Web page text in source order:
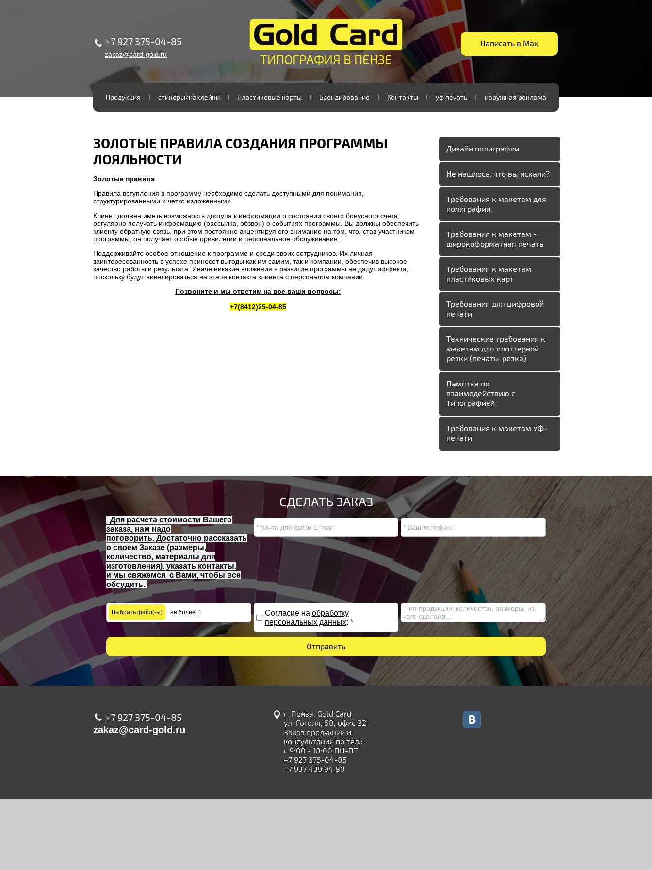
ТИПОГРАФИЯ В ПЕНЗЕ
+7 927 375-04-85
zakaz@card-gold.ru
Написать в Мах
Продукция стикеры/наклейки Пластиковые карты Брендирование Контакты уф печать наружная реклама
ЗОЛОТЫЕ ПРАВИЛА СОЗДАНИЯ ПРОГРАММЫ
ЛОЯЛЬНОСТИ
Золотые правила
Правила вступления в программу необходимо сделать доступными для понимания,
структурированными и четко изложенными.
Клиент должен иметь возможность доступа к информации о состоянии своего бонусного счета,
регулярно получать информацию (рассылка, обзвон) о событиях программы. Вы должны обеспечить
клиенту обратную связь, при этом постоянно акцентируя его внимание на том, что, став участником
программы, он получает особые привилегии и персональное обслуживание.
Поддерживайте особое отношение к программе и среди своих сотрудников. Их личная
заинтересованность в успехе принесет выгоды как им самим, так и компании, обеспечив высокое
качество работы и результата. Иначе никакие вложения в развитие программы не дадут эффекта,
поскольку будут нивелироваться на этапе контакта клиента с персоналом компании.
Позвоните и мы ответим на все ваши вопросы:
+7(8412)25-04-85
Дизайн полиграфии
Не нашлось, что вы искали?
Требования к макетам для
полиграфии
Требования к макетам -
широкоформатная печать
Требования к макетам
пластиковых карт
Требования для цифровой
печати
Технические требования к
макетам для плоттерной
резки (печать+резка)
Памятка по
взаимодействию с
Типографией
Требования к макетам УФ-
печати
СДЕЛАТЬ ЗАКАЗ
Для расчета стоимости Вашего
заказа, нам надо
поговорить. Достаточно рассказать
о своем Заказе (размеры,
количество, материалы для
изготовления), указать контакты,
и мы свяжемся с Вами, чтобы все
обсудить.
не более: 1 Согласие на обработку
персональных данных: *
Отправить
+7 927 375-04-85
zakaz@card-gold.ru
г. Пенза, Gold Card
ул. Гоголя, 58, офис 22
Заказ продукции и
консультации по тел.:
с 9:00 - 18:00,ПН-ПТ
+7 927 375-04-85
+7 937 439 94 80